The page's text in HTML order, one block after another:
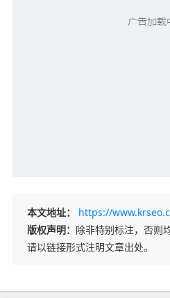
本文地址：
https://
版权声明： 除非特别标注，否则
请以链接形式注明文章出处。